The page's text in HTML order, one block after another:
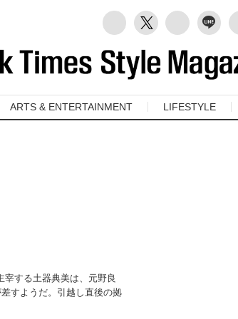
ARTS & ENTERTAINMENT LIFESTYLE
する土器典美は、元野良
すようだ。引越し直後の拠